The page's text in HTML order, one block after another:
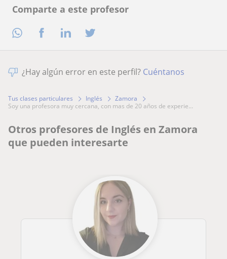
Comparte a este profesor
¿Hay algún error en este perfil? Cuéntanos
Tus clases particulares Inglés
Zamora
soy una profesora muy cercana, con mas de 20 años de experie...
Otros profesores de Inglés en Zamora
que pueden interesarte